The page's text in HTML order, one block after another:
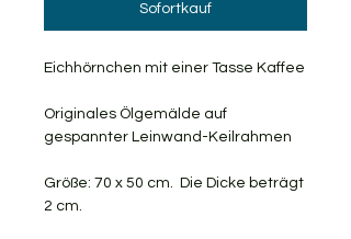
Sofortkauf
Eichhörnchen mit einer Tasse Kaffee
Originales Ölgemälde auf
gespannter Leinwand-Keilrahmen
Größe: 70 x 50 cm. Die Dicke beträgt
2 cm.